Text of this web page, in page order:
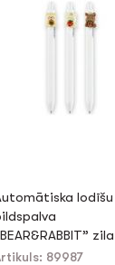
Zīmuļi 6kr. "Castle"
garie, no plastikāta
Artikuls: 86151